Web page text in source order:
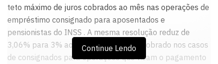
teto máximo de juros cobrados ao mês nas operações de
empréstimo consignado para aposentados e
pensionistas do INSS . A mesma resolução reduz de
3,06% para 3% ao mês a taxa de juro cobrado nos casos
de consignados para operações que visam o pagamento
Continue Lendo